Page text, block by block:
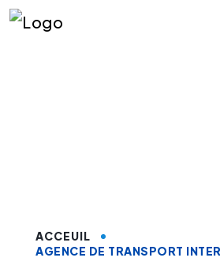
ACCEUIL
AGENCE DE TRANSPORT